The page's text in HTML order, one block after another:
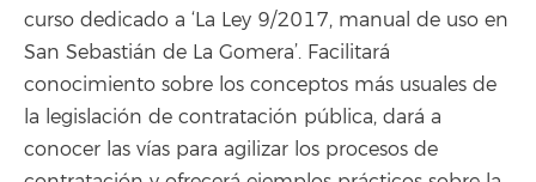
curso dedicado a ‘La Ley 9/2017, manual de uso en
San Sebastián de La Gomera’. Facilitará
conocimiento sobre los conceptos más usuales de
la legislación de contratación pública, dará a
conocer las vías para agilizar los procesos de